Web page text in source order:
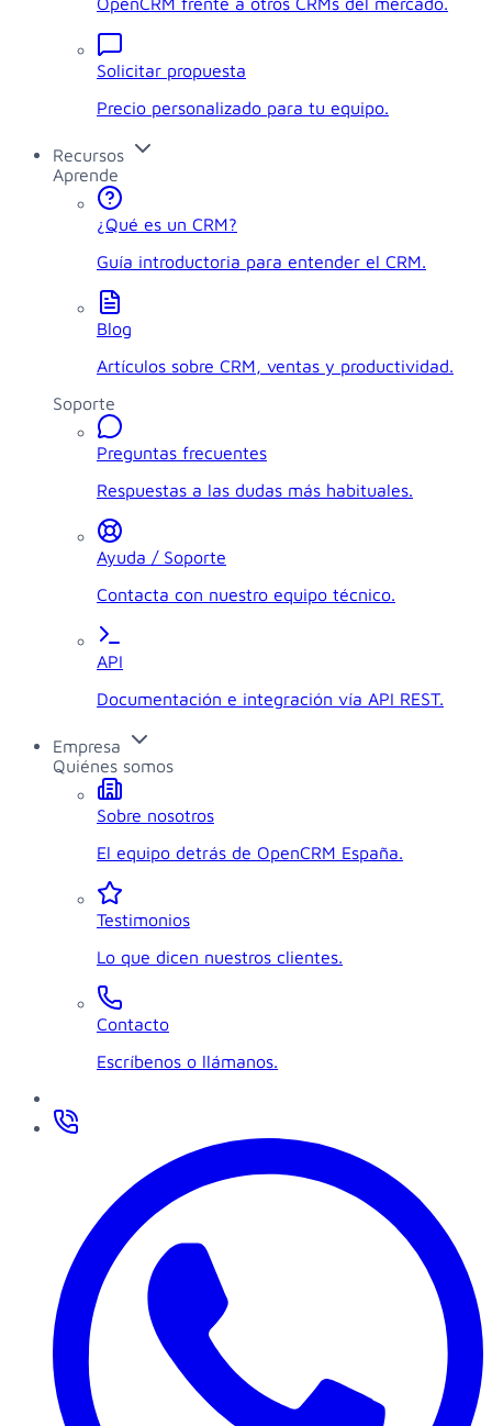
Solicitar propuesta
Precio personalizado para tu equipo.
Recursos
Aprende
¿Qué es un CRM?
Guía introductoria para entender el CRM.
Blog
Artículos sobre CRM, ventas y productividad.
Soporte
Preguntas frecuentes
Respuestas a las dudas más habituales.
Ayuda / Soporte
Contacta con nuestro equipo técnico.
API
Documentación e integración vía API REST.
Empresa
Quiénes somos
Sobre nosotros
El equipo detrás de OpenCRM España.
Testimonios
Lo que dicen nuestros clientes.
Contacto
Escríbenos o llámanos.